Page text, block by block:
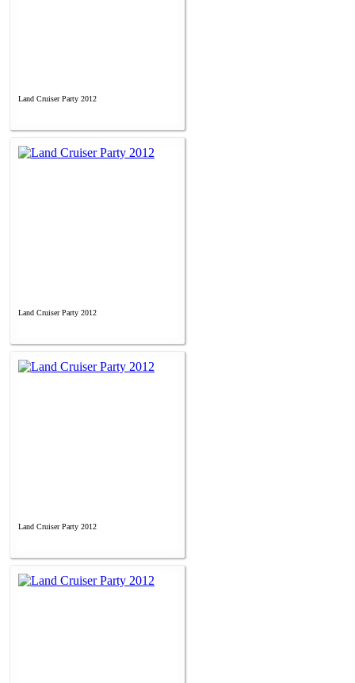
Land Cruiser Party 2012
Land Cruiser Party 2012
Land Cruiser Party 2012